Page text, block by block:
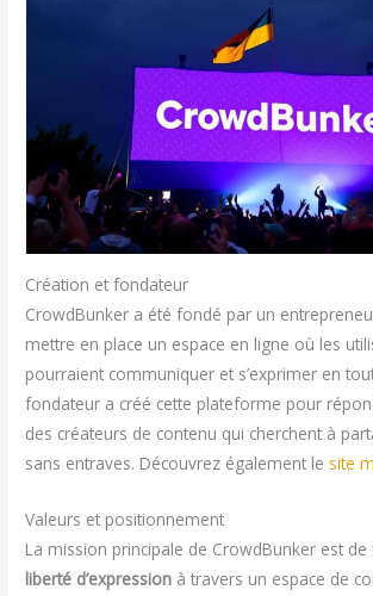
Création et fondateur
CrowdBunker a été fondé par un
mettre en place un espace en ligne où les
pourraient communiquer et s’exprimer en
fondateur a créé cette plateforme pour
des créateurs de contenu qui cherchent à
sans entraves. Découvrez également le site
Valeurs et positionnement
La mission principale de CrowdBunker est
liberté d’expression à travers un espace de